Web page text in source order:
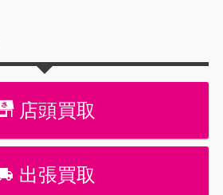
店頭買取
出張買取